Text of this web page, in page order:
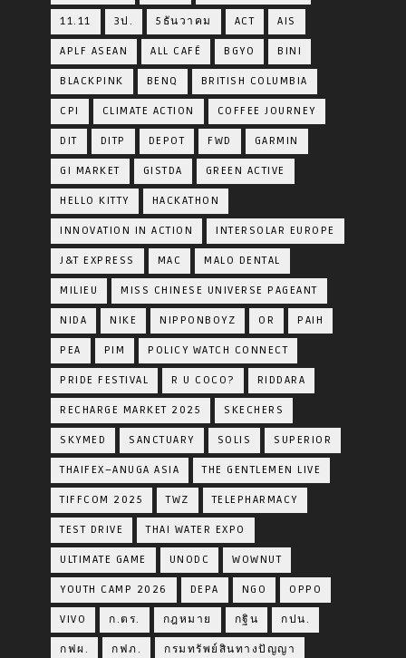
11.11 3ป. 5ธันวาคม ACT AIS
APLF ASEAN ALL CAFÉ BGYO BINI
BLACKPINK BENQ BRITISH COLUMBIA
CPI CLIMATE ACTION COFFEE JOURNEY
DIT DITP DEPOT FWD GARMIN
GI MARKET GISTDA GREEN ACTIVE
HELLO KITTY HACKATHON
INNOVATION IN ACTION INTERSOLAR EUROPE
J&T EXPRESS MAC MALO DENTAL
MILIEU MISS CHINESE UNIVERSE PAGEANT
NIDA NIKE NIPPONBOYZ OR PAIH
PEA PIM POLICY WATCH CONNECT
PRIDE FESTIVAL R U COCO? RIDDARA
RECHARGE MARKET 2025 SKECHERS
SKYMED SANCTUARY SOLIS SUPERIOR
THAIFEX–ANUGA ASIA THE GENTLEMEN LIVE
TIFFCOM 2025 TWZ TELEPHARMACY
TEST DRIVE THAI WATER EXPO
ULTIMATE GAME UNODC WOWNUT
YOUTH CAMP 2026 DEPA NGO OPPO
VIVO ก.ตร. กฎหมาย กฐิน กปน.
กฟผ. กฟภ. กรมทรัพย์สินทางปัญญา